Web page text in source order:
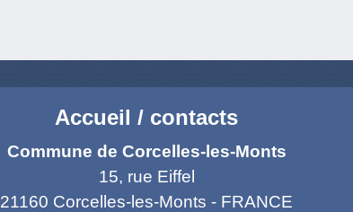
Accueil / contacts
Commune de Corcelles-les-Monts
15, rue Eiffel
21160 Corcelles-les-Monts - FRANCE